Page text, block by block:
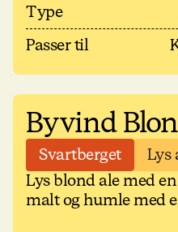
Type
Passer til
Byvind
Svartberget
Lys
Lys blond ale med
malt og humle med